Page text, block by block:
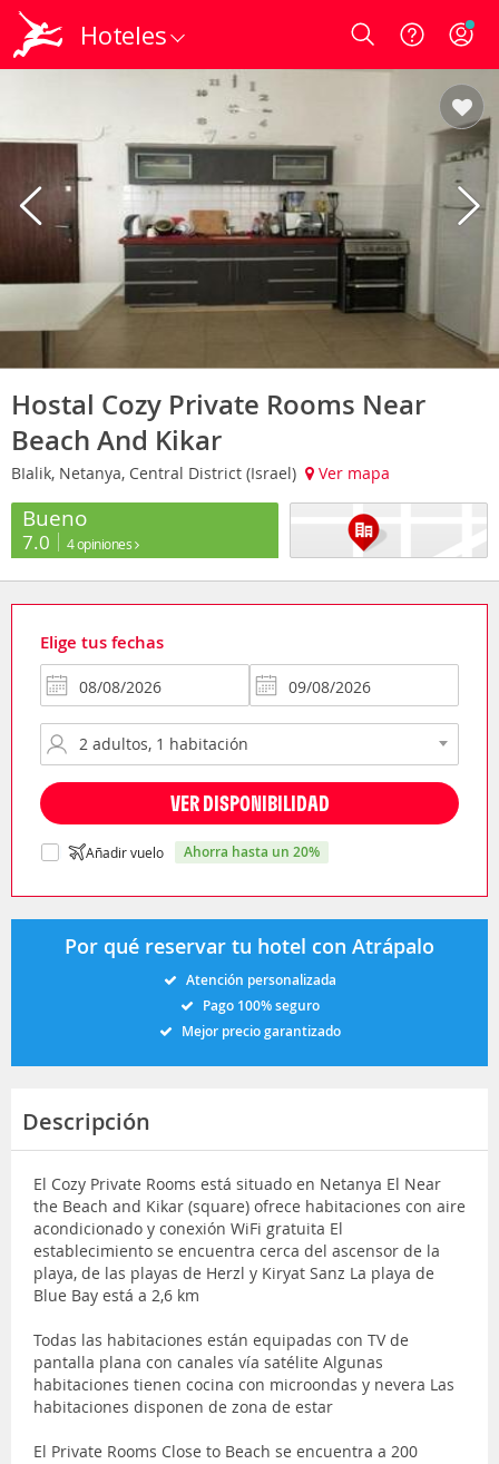
Hoteles Login
Hostal Cozy Private Rooms Near
Beach And Kikar
BIalik, Netanya, Central District (Israel) Ver mapa
Bueno
7.0 4 opiniones
Elige tus fechas
VER DISPONIBILIDAD
Añadir vuelo ahorra hasta un 20%
Por qué reservar tu hotel con Atrápalo
Atención personalizada
Pago 100% seguro
Mejor precio garantizado
Descripción
El Cozy Private Rooms está situado en Netanya El Near
the Beach and Kikar (square) ofrece habitaciones con aire
acondicionado y conexión WiFi gratuita El
establecimiento se encuentra cerca del ascensor de la
playa, de las playas de Herzl y Kiryat Sanz La playa de
Blue Bay está a 2,6 km
Todas las habitaciones están equipadas con TV de
pantalla plana con canales vía satélite Algunas
habitaciones tienen cocina con microondas y nevera Las
habitaciones disponen de zona de estar
El Private Rooms Close to Beach se encuentra a 200